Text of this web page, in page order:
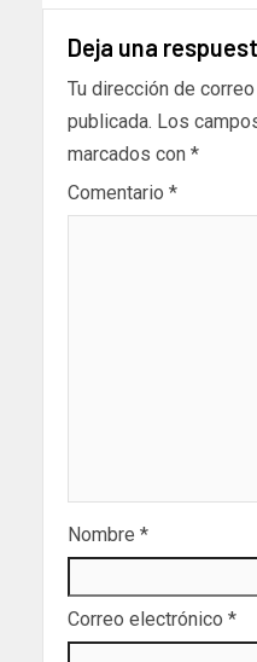
Deja una
Tu dirección de
publicada. Los
marcados con *
Comentario *
Nombre *
Correo electrónico *